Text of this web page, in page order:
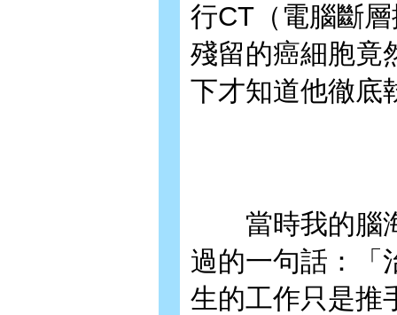
行CT（電腦斷
殘留的癌細胞竟
下才知道他徹底
當時我的腦海
過的一句話：「
生的工作只是推